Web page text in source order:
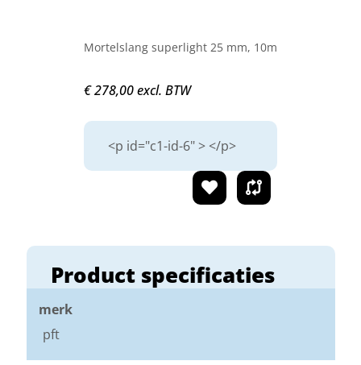
Product specificaties
merk
pft
Mortelslang superlight 25 mm, 10m
€ 278,00 excl. BTW
<p id="c1-id-6" > </p>